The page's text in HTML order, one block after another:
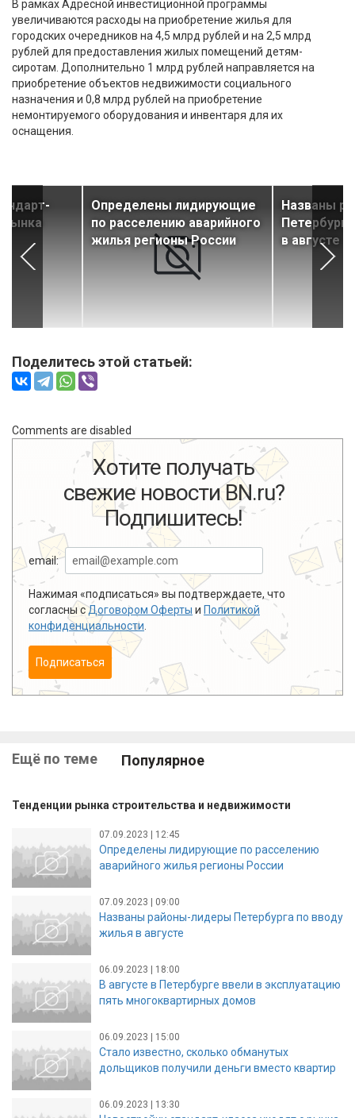
В рамках Адресной инвестиционной программы
увеличиваются расходы на приобретение жилья для
городских очередников на 4,5 млрд рублей и на 2,5 млрд
рублей для предоставления жилых помещений детям-
сиротам. Дополнительно 1 млрд рублей направляется на
приобретение объектов недвижимости социального
назначения и 0,8 млрд рублей на приобретение
немонтируемого оборудования и инвентаря для их
оснащения.
рынка
Определены лидирующие
по расселению аварийного
жилья регионы России
Названы
в августе
Поделитесь этой статьей:
Comments are disabled
Хотите получать
свежие новости BN.ru?
Подпишитесь!
email:
Нажимая «подписаться» вы подтверждаете, что
согласны сДоговором Оферты и Политикой
конфиденциальности
Подписаться
Ещё по теме Популярное
Тенденции рынка строительства и недвижимости
07.09.2023 | 12:45
Определены лидирующие по расселению
аварийного жилья регионы России
07.09.2023 | 09:00
Названы районы-лидеры Петербурга по вводу
жилья в августе
06.09.2023 | 18:00
В августе в Петербурге ввели в эксплуатацию
пять многоквартирных домов
06.09.2023 | 15:00
Стало известно, сколько обманутых
дольщиков получили деньги вместо квартир
06.09.2023 | 13:30